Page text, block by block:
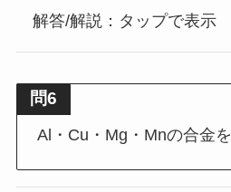
解答/解説：タップで表示
問6
Al・Cu・Mg・Mnの合金を